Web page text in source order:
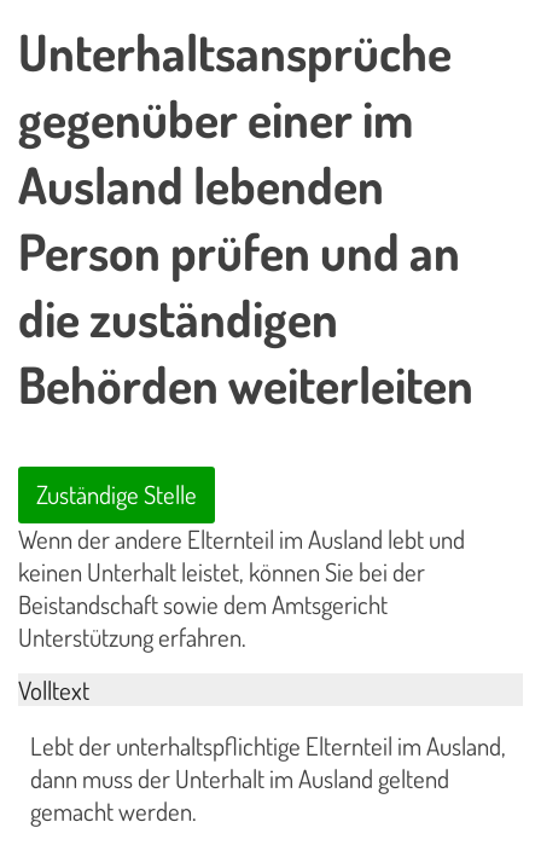
Unterhaltsansprüche
gegenüber einer im
Ausland lebenden
Person prüfen und an
die zuständigen
Behörden weiterleiten
Zuständige Stelle
Wenn der andere Elternteil im Ausland lebt und
keinen Unterhalt leistet, können Sie bei der
Beistandschaft sowie dem Amtsgericht
Unterstützung erfahren.
Volltext
Lebt der unterhaltspflichtige Elternteil im Ausland,
dann muss der Unterhalt im Ausland geltend
gemacht werden.